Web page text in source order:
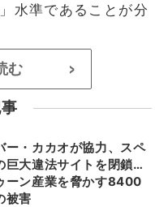
水準であることが分
む >
ー・カカオが協力、スペ
巨大違法サイトを閉鎖…
ーン産業を脅かす8400
被害